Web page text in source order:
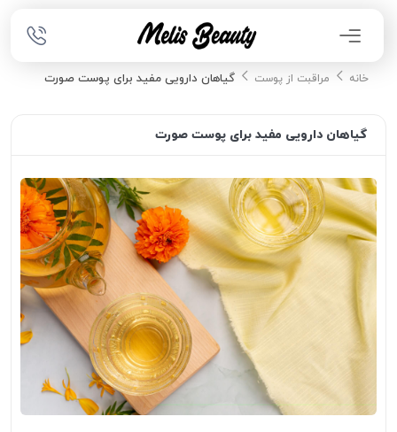
خانه مراقبت از پوست گیاهان دارویی مفید برای پوست صورت
گیاهان دارویی مفید برای پوست صورت